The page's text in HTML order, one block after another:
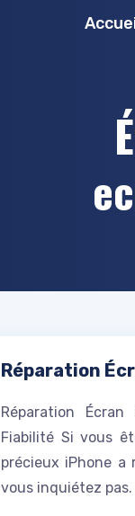
Réparation
Réparation
Fiabilité Si vous
précieux iPhone a
vous inquiétez